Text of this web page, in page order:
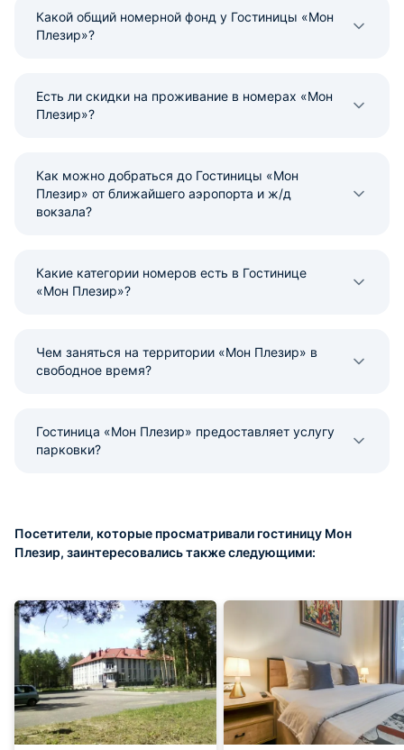
Какой общий номерной фонд у Гостиницы «Мон
Плезир»?
Есть ли скидки на проживание в номерах «Мон
Плезир»?
Как можно добраться до Гостиницы «Мон
Плезир» от ближайшего аэропорта и ж/д
вокзала?
Какие категории номеров есть в Гостинице
«Мон Плезир»?
Чем заняться на территории «Мон Плезир» в
свободное время?
Гостиница «Мон Плезир» предоставляет услугу
парковки?
Посетители, которые просматривали гостиницу Мон
Плезир, заинтересовались также следующими: